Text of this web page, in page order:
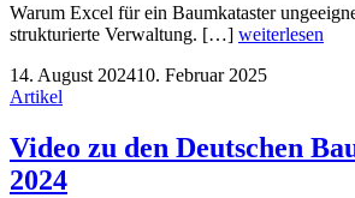
Warum Excel für ein Baumkataster
strukturierte Verwaltung. […] weiterlesen
14. August 202410. Februar 2025
Artikel
Video zu den Deutschen
2024